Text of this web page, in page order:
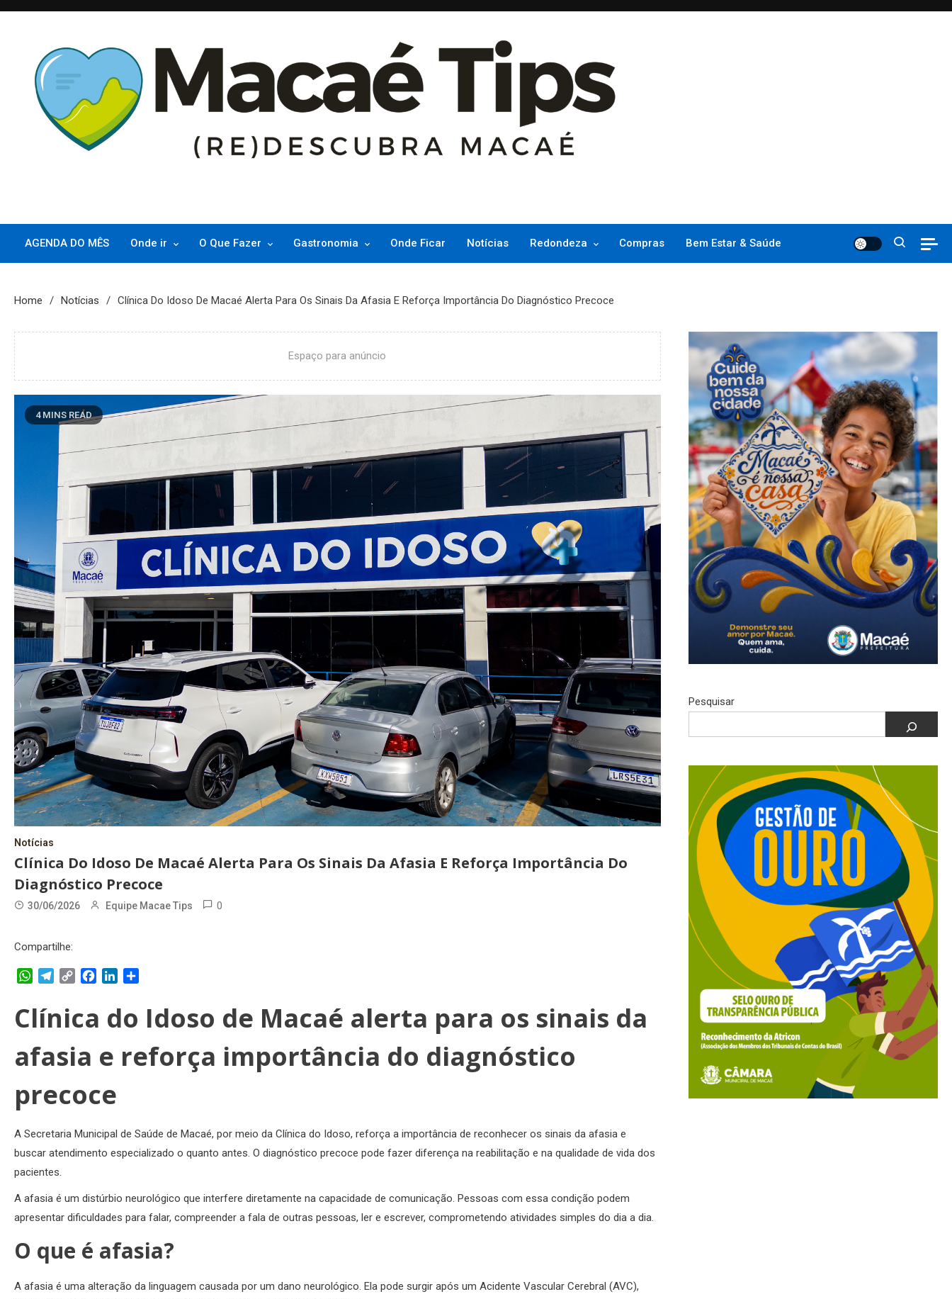
Skip
Macaé Tips
AGENDA DO MÊS
Onde ir O Que Fazer Gastronomia Onde Ficar Notícias Redondeza Compras Bem Estar & Saúde
Home Notícias Clínica Do Idoso De Macaé Alerta Para Os Sinais Da Afasia E Reforça Importância Do Diagnóstico Precoce
Espaço para anúncio
4 MINS READ
Notícias
Clínica Do Idoso De Macaé Alerta Para Os Sinais Da Afasia E Reforça Importância Do
Diagnóstico Precoce
30/06/2026 Equipe Macae Tips 0
Compartilhe:
WhatsApp
Telegram
Copy
FacebookLinkedIn
Clínica do Idoso de Macaé alerta para os sinais da
afasia e reforça importância do diagnóstico
precoce
A Secretaria Municipal de Saúde de Macaé, por meio da Clínica do Idoso, reforça a importância de reconhecer os sinais da afasia e
buscar atendimento especializado o quanto antes. O diagnóstico precoce pode fazer diferença na reabilitação e na qualidade de vida dos
pacientes.
A afasia é um distúrbio neurológico que interfere diretamente na capacidade de comunicação. Pessoas com essa condição podem
apresentar dificuldades para falar, compreender a fala de outras pessoas, ler e escrever, comprometendo atividades simples do dia a dia.
O que é afasia?
A afasia é uma alteração da linguagem causada por um dano neurológico. Ela pode surgir após um Acidente Vascular Cerebral (AVC),
Pesquisar